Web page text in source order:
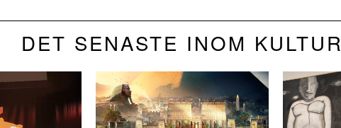
DET SENASTE INOM